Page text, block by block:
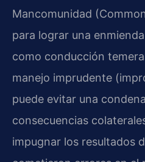
Mancomunidad
para lograr una
como conducción
manejo imprudente
puede evitar una
consecuencias
impugnar los resultados